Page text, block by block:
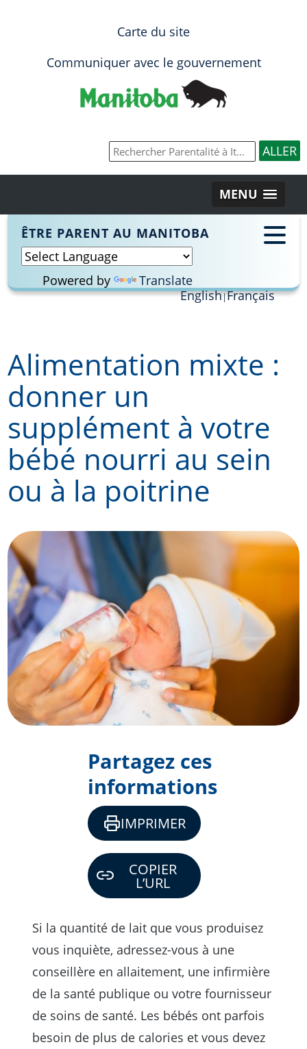
Carte du site
Communiquer avec le gouvernement
MENU
ÊTRE PARENT AU MANITOBA
Powered by
Translate
English Français
content
Alimentation mixte :
donner un
supplément à votre
bébé nourri au sein
ou à la poitrine
Si la quantité de lait que vous produisez
vous inquiète, adressez-vous à une
conseillère en allaitement, une infirmière
de la santé publique ou votre fournisseur
de soins de santé. Les bébés ont parfois
besoin de plus de calories et vous devez
Partagez ces
informations
IMPRIMER
COPIER
L’URL